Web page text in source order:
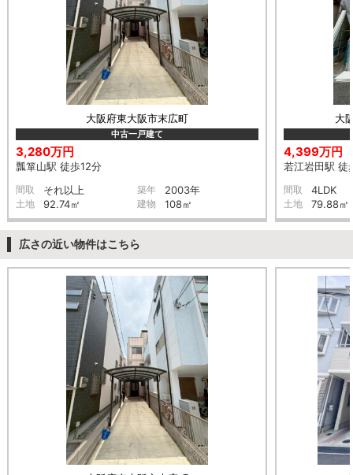
大阪府東大阪市末広町
中古一戸建て
3,280万円
瓢箪山駅 徒歩12分
間取 それ以上 築年 2003年
土地 92.74㎡ 建物 108㎡
大
4,399万円
若江岩田駅 徒
間取 4LDK
土地 79.88㎡
広さの近い物件はこちら